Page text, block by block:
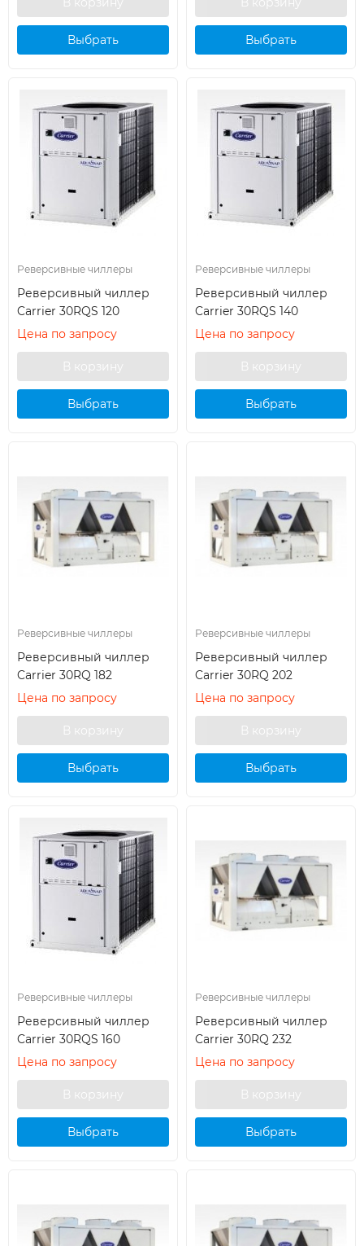
Выбрать
Выбрать
Реверсивные чиллеры
Реверсивный чиллер
Carrier 30RQS 120
Цена по запросу
Выбрать
Реверсивные чиллеры
Реверсивный чиллер
Carrier 30RQS 140
Цена по запросу
Выбрать
Реверсивные чиллеры
Реверсивный чиллер
Carrier 30RQ 182
Цена по запросу
Выбрать
Реверсивные чиллеры
Реверсивный чиллер
Carrier 30RQ 202
Цена по запросу
Выбрать
Реверсивные чиллеры
Реверсивный чиллер
Carrier 30RQS 160
Цена по запросу
Выбрать
Реверсивные чиллеры
Реверсивный чиллер
Carrier 30RQ 232
Цена по запросу
Выбрать